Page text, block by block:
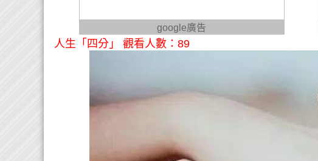
google廣告
人生「四分」 觀看人數：89